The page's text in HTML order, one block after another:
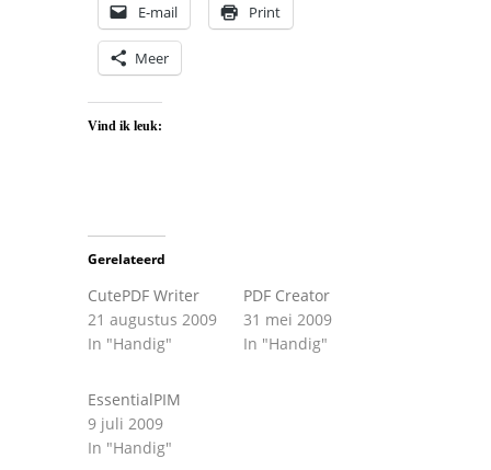
E-mail Print
Meer
Vind ik leuk:
Gerelateerd
CutePDF Writer
21 augustus 2009
In "Handig"
PDF Creator
31 mei 2009
In "Handig"
EssentialPIM
9 juli 2009
In "Handig"